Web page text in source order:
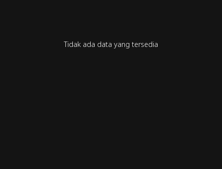
Tidak ada data yang tersedia